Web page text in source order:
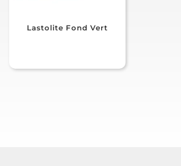
Lastolite Fond Vert